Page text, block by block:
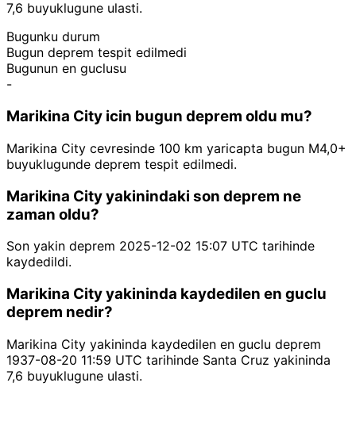
7,6 buyuklugune ulasti.
Bugunku durum
Bugun deprem tespit edilmedi
Bugunun en guclusu
-
Marikina City icin bugun deprem oldu mu?
Marikina City cevresinde 100 km yaricapta bugun M4,0+
buyuklugunde deprem tespit edilmedi.
Marikina City yakinindaki son deprem ne
zaman oldu?
Son yakin deprem 2025-12-02 15:07 UTC tarihinde
kaydedildi.
Marikina City yakininda kaydedilen en guclu
deprem nedir?
Marikina City yakininda kaydedilen en guclu deprem
1937-08-20 11:59 UTC tarihinde Santa Cruz yakininda
7,6 buyuklugune ulasti.